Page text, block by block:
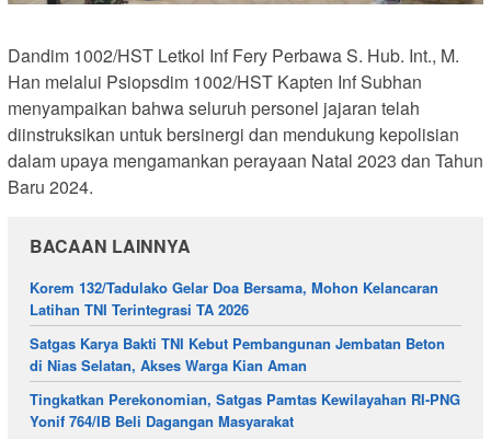
Dandim 1002/HST Letkol Inf Fery Perbawa S. Hub. Int., M.
Han melalui Psiopsdim 1002/HST Kapten Inf Subhan
menyampaikan bahwa seluruh personel jajaran telah
diinstruksikan untuk bersinergi dan mendukung kepolisian
dalam upaya mengamankan perayaan Natal 2023 dan Tahun
Baru 2024.
BACAAN LAINNYA
Korem 132/Tadulako Gelar Doa Bersama, Mohon Kelancaran
Latihan TNI Terintegrasi TA 2026
Satgas Karya Bakti TNI Kebut Pembangunan Jembatan Beton
di Nias Selatan, Akses Warga Kian Aman
Tingkatkan Perekonomian, Satgas Pamtas Kewilayahan RI-PNG
Yonif 764/IB Beli Dagangan Masyarakat